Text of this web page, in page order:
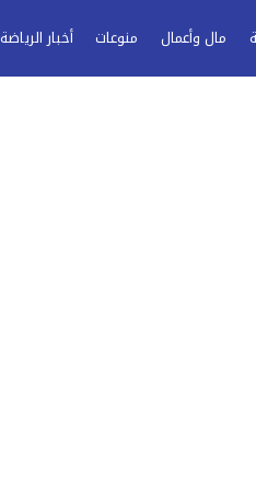
مال وأعمال منوعات أخبار الرياضة